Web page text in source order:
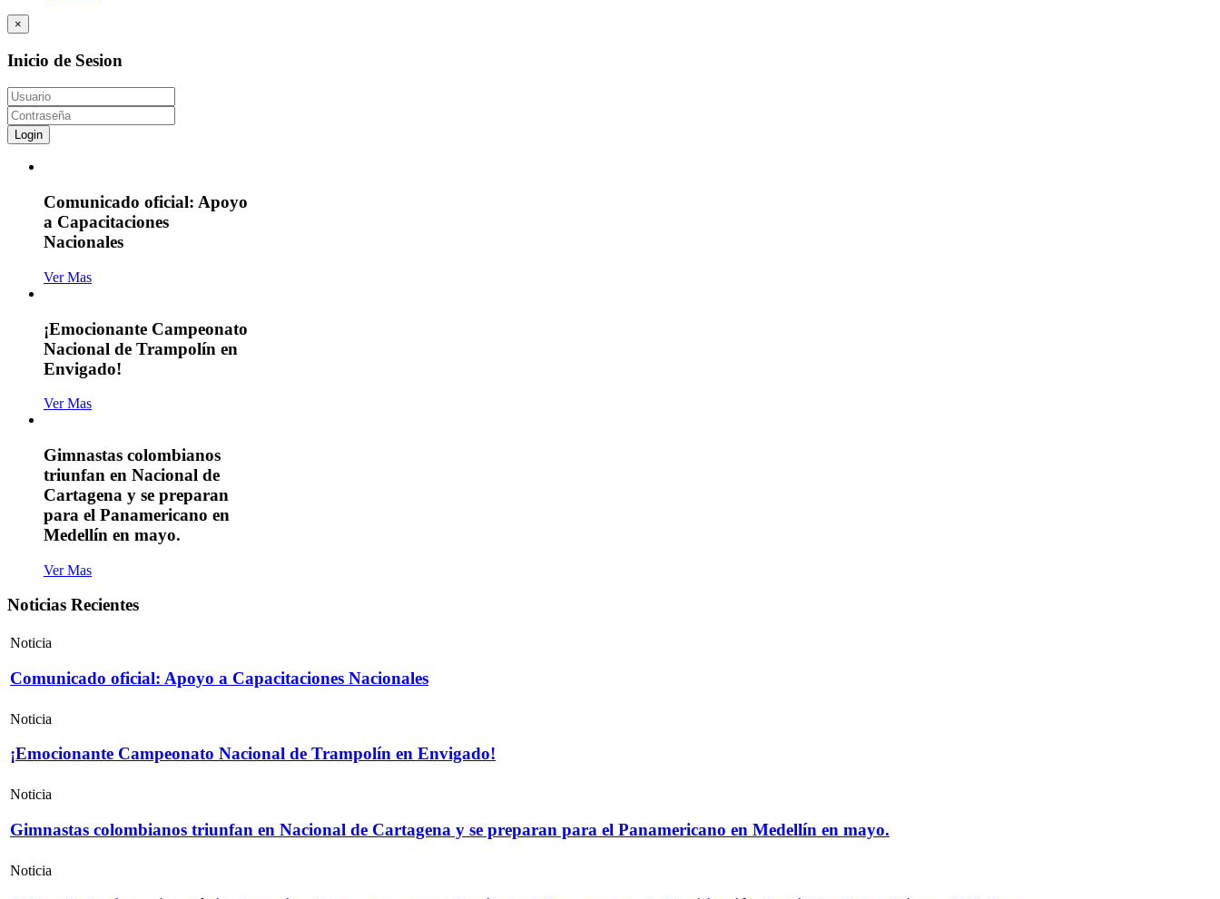
×
Inicio de Sesion
Login
Comunicado oficial: Apoyo
a Capacitaciones
Nacionales
Ver Mas
¡Emocionante Campeonato
Nacional de Trampolín en
Envigado!
Ver Mas
Gimnastas colombianos
triunfan en Nacional de
Cartagena y se preparan
para el Panamericano en
Medellín en mayo.
Ver Mas
Noticias Recientes
Noticia
Comunicado oficial: Apoyo a Capacitaciones Nacionales
Noticia
¡Emocionante Campeonato Nacional de Trampolín en Envigado!
Noticia
Gimnastas colombianos triunfan en Nacional de Cartagena y se preparan para el Panamericano en Medellín en mayo.
Noticia